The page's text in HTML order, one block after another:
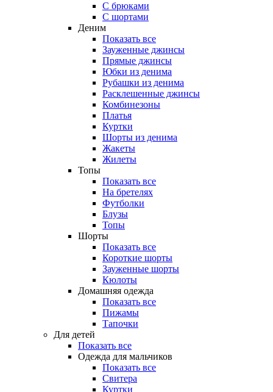
С брюками
С шортами
Деним
Показать все
Зауженные джинсы
Прямые джинсы
Юбки из денима
Рубашки из денима
Расклешенные джинсы
Комбинезоны
Платья
Куртки
Шорты из денима
Жакеты
Жилеты
Топы
Показать все
На бретелях
Футболки
Блузы
Топы
Шорты
Показать все
Короткие шорты
Зауженные шорты
Кюлоты
Домашняя одежда
Показать все
Пижамы
Тапочки
Для детей
Показать все
Одежда для мальчиков
Показать все
Свитера
Куртки